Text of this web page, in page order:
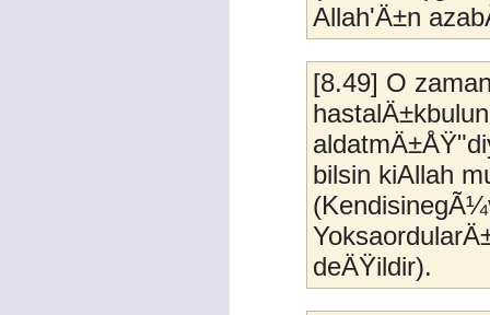
Allah'Ä±n
[8.49] O
bilsin kiAllah
deÄŸildir).